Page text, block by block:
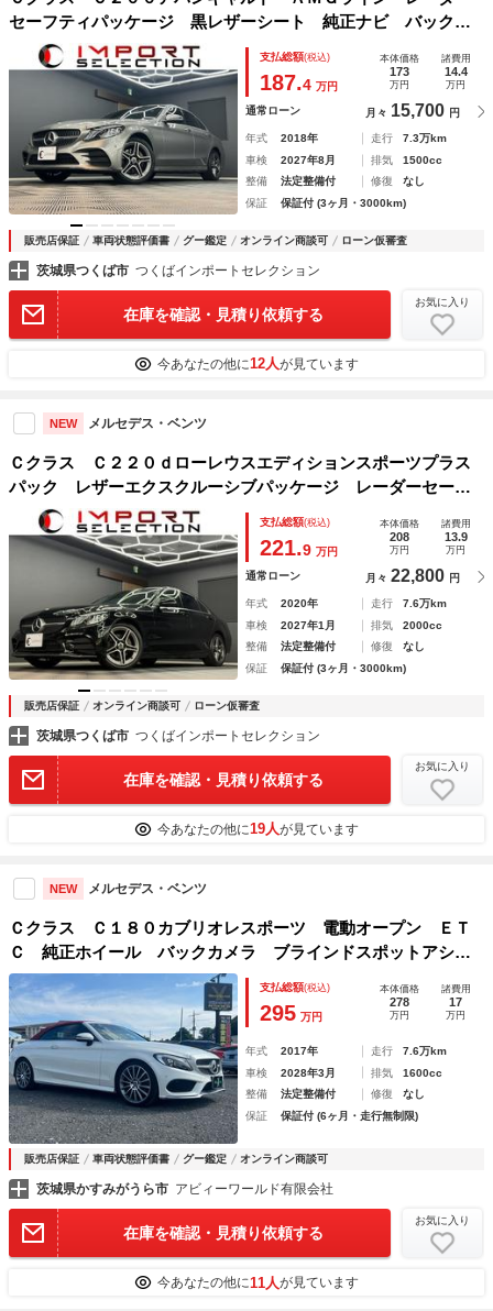
セーフティパッケージ 黒レザーシート 純正ナビ バックガ
イドモニター フルセグＴＶ アンビエントライト ドライブ
レコーダー ＥＴＣ２．０ パワーシート シートヒーター
ＬＥＤヘッドライト
支払総額(税込)
187.4 万円
本体価格
173
万円
諸費用
14.4
万円
通常ローン 月々 15,700 円
年式 2018年 走行
7.3万km
車検
2027年8月 排気
1500cc
整備
法定整備付 修復
なし
保証
保証付 (3ヶ月・3000km)
販売店保証 車両状態評価書 グー鑑定 オンライン商談可 ローン仮審査
茨城県つくば市 つくばインポートセレクション
在庫を確認・見積り依頼する
お気に入り
今あなたの他に12人が見ています
NEW メルセデス・ベンツ
Ｃクラス Ｃ２２０ｄローレウスエディションスポーツプラス
パック レザーエクスクルーシブパッケージ レーダーセーフ
ティパッケージ ヘッドアップディスプレイ 革シート ドラ
レコ Ｂｕｒｍｅｓｔｅｒサウンドシステム パフュームアト
マイザー シートエアコン 全方位カメラ
支払総額(税込)
221.9 万円
本体価格
208
万円
諸費用
13.9
万円
通常ローン 月々 22,800 円
年式 2020年 走行
7.6万km
車検
2027年1月 排気
2000cc
整備
法定整備付 修復
なし
保証
保証付 (3ヶ月・3000km)
販売店保証 オンライン商談可 ローン仮審査
茨城県つくば市 つくばインポートセレクション
在庫を確認・見積り依頼する
お気に入り
今あなたの他に19人が見ています
NEW メルセデス・ベンツ
Ｃクラス Ｃ１８０カブリオレスポーツ 電動オープン ＥＴ
Ｃ 純正ホイール バックカメラ ブラインドスポットアシス
ト
支払総額(税込)
295 万円
本体価格
278
万円
諸費用
17
万円
年式 2017年 走行
7.6万km
車検
2028年3月 排気
1600cc
整備
法定整備付 修復
なし
保証
保証付 (6ヶ月・走行無制限)
販売店保証 車両状態評価書 グー鑑定 オンライン商談可
茨城県かすみがうら市 アビィーワールド有限会社
在庫を確認・見積り依頼する
お気に入り
今あなたの他に11人が見ています